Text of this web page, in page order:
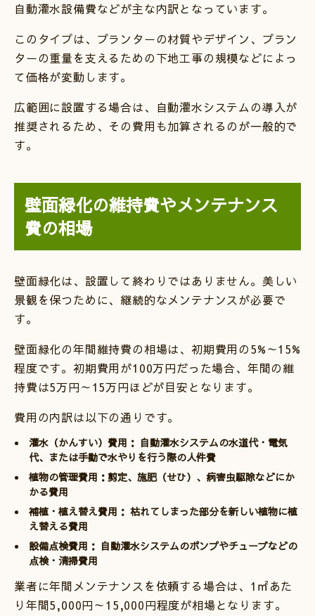
自動灌水設備費などが主な内訳となっています。
このタイプは、プランターの材質やデザイン、プラン
ターの重量を支えるための下地工事の規模などによっ
て価格が変動します。
広範囲に設置する場合は、自動灌水システムの導入が
推奨されるため、その費用も加算されるのが一般的で
す。
壁面緑化の維持費やメンテナンス
費の相場
壁面緑化は、設置して終わりではありません。美しい
景観を保つために、継続的なメンテナンスが必要で
す。
壁面緑化の年間維持費の相場は、初期費用の5%～15%
程度です。初期費用が100万円だった場合、年間の維
持費は5万円～15万円ほどが目安となります。
費用の内訳は以下の通りです。
灌水（かんすい）費用： 自動灌水システムの水道代・電気
代、または手動で水やりを行う際の人件費
植物の管理費用：剪定、施肥（せひ）、病害虫駆除などにか
かる費用
補植・植え替え費用： 枯れてしまった部分を新しい植物に植
え替える費用
設備点検費用： 自動灌水システムのポンプやチューブなどの
点検・清掃費用
業者に年間メンテナンスを依頼する場合は、1㎡あた
り年間5,000円～15,000円程度が相場となります。